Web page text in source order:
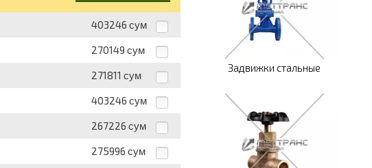
403246 сум
270149 сум
271811 сум
403246 сум
267226 сум
275996 сум
Задвижки стальные